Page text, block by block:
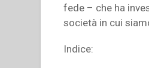
fede – che ha
società in cui
Indice: